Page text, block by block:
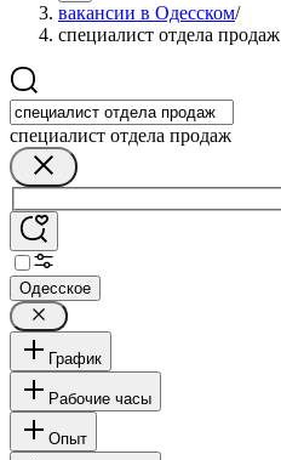
вакансии в Одесском/
специалист отдела продаж
специалист отдела продаж
Одесское
График
Рабочие часы
Опыт